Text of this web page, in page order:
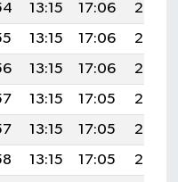
13:15 17:06
20:26
13:15 17:06
20:26
13:15 17:06
20:25
13:15 17:05
20:24
13:15 17:05
20:23
13:15 17:05
20:22